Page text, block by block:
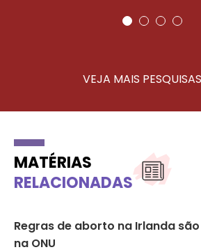
VEJA MAIS PESQUISAS
MATÉRIAS
RELACIONADAS
Regras de aborto na Irlanda
na ONU